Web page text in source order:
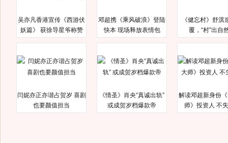
吴亦凡香港宣传《西游伏
妖篇》 获徐导星爷称赞
邓超携《乘风破浪》登陆
快本 现场释放表情包
《健忘村》舒淇
覆，“村”出自
闫妮亦正亦谐占贺岁 喜剧
也要颜值担当
《情圣》肖央“真诚出轨”
或成贺岁档爆款帝
解读邓超新身份
师》投资人 不